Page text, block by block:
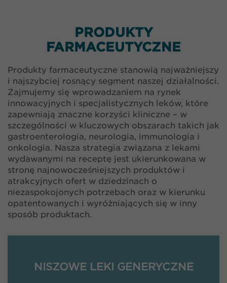
PRODUKTY
FARMACEUTYCZNE
Produkty farmaceutyczne stanowią najważniejszy
i najszybciej rosnący segment naszej działalności.
Zajmujemy się wprowadzaniem na rynek
innowacyjnych i specjalistycznych leków, które
zapewniają znaczne korzyści kliniczne – w
szczególności w kluczowych obszarach takich jak
gastroenterologia, neurologia, immunologia i
onkologia. Nasza strategia związana z lekami
wydawanymi na receptę jest ukierunkowana w
stronę najnowocześniejszych produktów i
atrakcyjnych ofert w dziedzinach o
niezaspokojonych potrzebach oraz w kierunku
opatentowanych i wyróżniających się w inny
sposób produktach.
NISZOWE LEKI GENERYCZNE